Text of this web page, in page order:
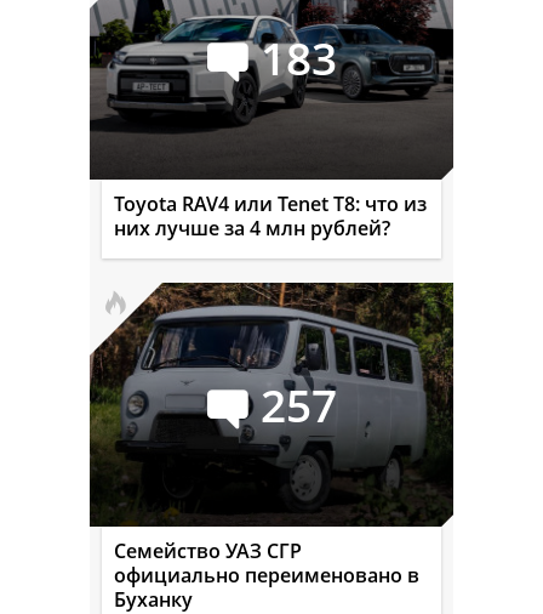
183
Toyota RAV4 или Tenet T8: что из
них лучше за 4 млн рублей?
257
Семейство УАЗ СГР
официально переименовано в
Буханку